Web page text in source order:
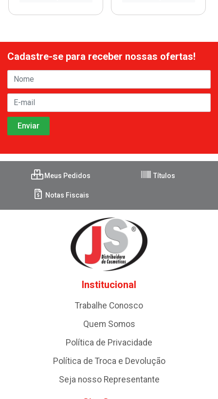
Cadastre-se para receber nossas ofertas!
Meus Pedidos Títulos
Notas Fiscais
Institucional
Trabalhe Conosco
Quem Somos
Política de Privacidade
Política de Troca e Devolução
Seja nosso Representante